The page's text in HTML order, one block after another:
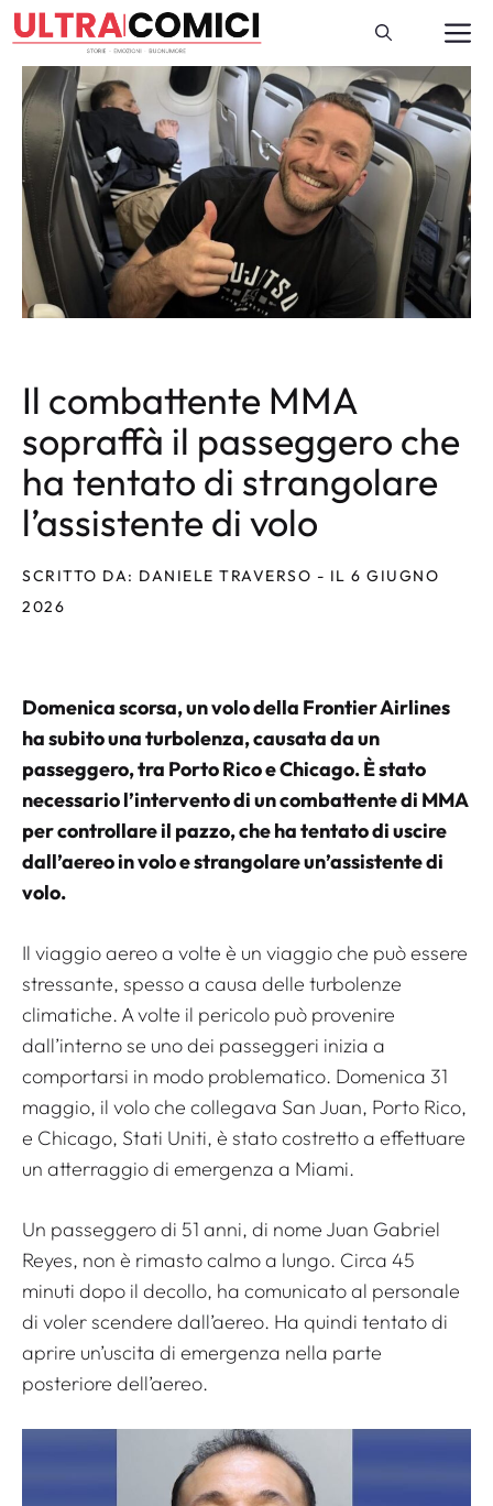
Vai
al
contenuto
Il combattente MMA
sopraffà il passeggero che
ha tentato di strangolare
l’assistente di volo
SCRITTO DA: DANIELE TRAVERSO - IL 6 GIUGNO
2026
Domenica scorsa, un volo della Frontier Airlines
ha subito una turbolenza, causata da un
passeggero, tra Porto Rico e Chicago. È stato
necessario l’intervento di un combattente di MMA
per controllare il pazzo, che ha tentato di uscire
dall’aereo in volo e strangolare un’assistente di
volo.
Il viaggio aereo a volte è un viaggio che può essere
stressante, spesso a causa delle turbolenze
climatiche. A volte il pericolo può provenire
dall’interno se uno dei passeggeri inizia a
comportarsi in modo problematico. Domenica 31
maggio, il volo che collegava San Juan, Porto Rico,
e Chicago, Stati Uniti, è stato costretto a effettuare
un atterraggio di emergenza a Miami.
Un passeggero di 51 anni, di nome Juan Gabriel
Reyes, non è rimasto calmo a lungo. Circa 45
minuti dopo il decollo, ha comunicato al personale
di voler scendere dall’aereo. Ha quindi tentato di
aprire un’uscita di emergenza nella parte
posteriore dell’aereo.